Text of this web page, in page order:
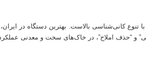
تنوع کانی‌شناسی بالاست. بهترین دستگاه در
و “حذف املاح”، در خاک‌های سخت و معدنی